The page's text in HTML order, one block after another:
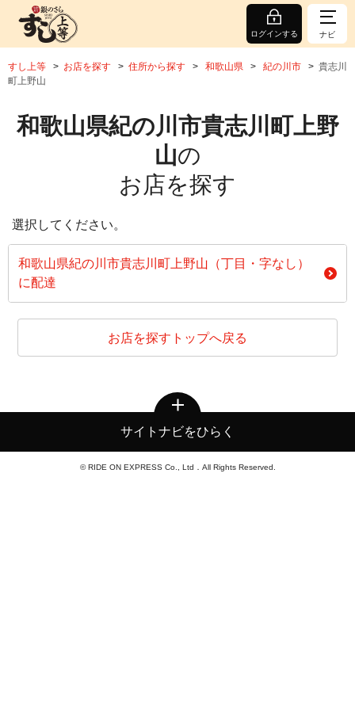
ログインする ナビ
すし上等 お店を探す 住所から探す 和歌山県 紀の川市
貴志川
町上野山
和歌山県紀の川市貴志川町上野
山の
お店を探す
選択してください。
和歌山県紀の川市貴志川町上野山（丁目・字なし）
に配達
お店を探すトップへ戻る
サイトナビをひらく
© RIDE ON EXPRESS Co., Ltd．All Rights Reserved.